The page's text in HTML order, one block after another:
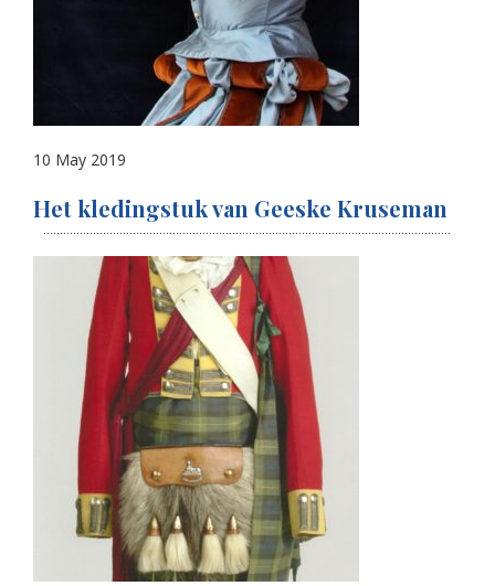
10 May 2019
Het kledingstuk van Geeske Kruseman